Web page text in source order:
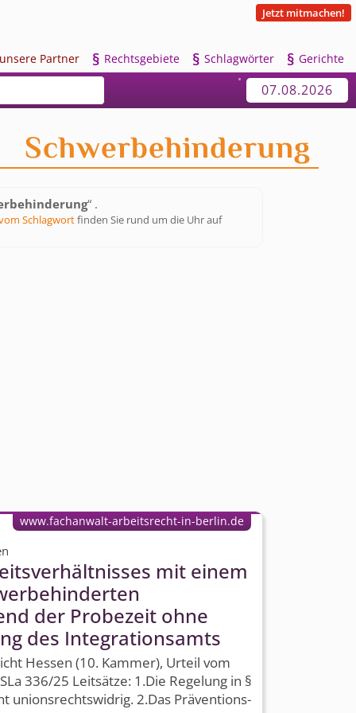
Jetzt mitmachen!
unsere Partner § Rechtsgebiete § Schlagwörter § Gerichte
07.08.2026
Schwerbehinderung
“ .
Schlagwortfinden Sie rund um die Uhr auf
mit einem
der Probezeit ohne
des Integrationsamts
Hessen (10. Kammer), Urteil vom
336/25 Leitsätze: 1.Die Regelung in §
unionsrechtswidrig. 2.Das Präventions­
www.fachanwalt-arbeitsrecht-in-berlin.de